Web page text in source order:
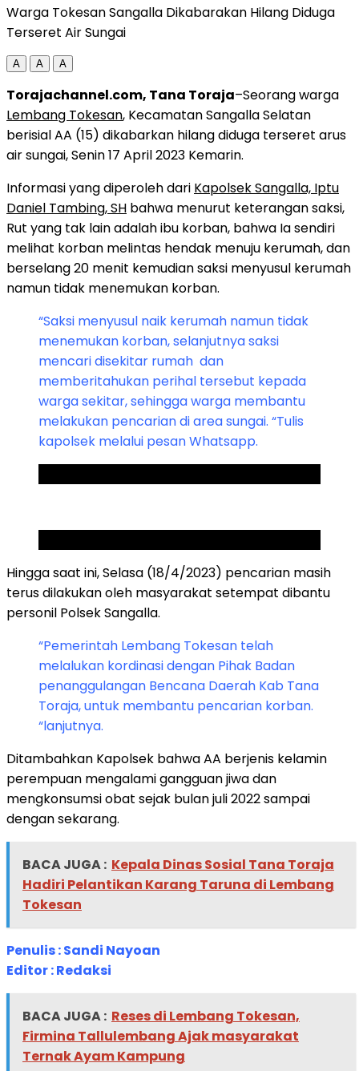
Warga Tokesan Sangalla Dikabarakan Hilang Diduga
Terseret Air Sungai
A A A
Torajachannel.com, Tana Toraja–Seorang warga
Lembang Tokesan, Kecamatan Sangalla Selatan
berisial AA (15) dikabarkan hilang diduga terseret arus
air sungai, Senin 17 April 2023 Kemarin.
Informasi yang diperoleh dari Kapolsek Sangalla, Iptu
Daniel Tambing, SH bahwa menurut keterangan saksi,
Rut yang tak lain adalah ibu korban, bahwa Ia sendiri
melihat korban melintas hendak menuju kerumah, dan
berselang 20 menit kemudian saksi menyusul kerumah
namun tidak menemukan korban.
“Saksi menyusul naik kerumah namun tidak
menemukan korban, selanjutnya saksi
mencari disekitar rumah dan
memberitahukan perihal tersebut kepada
warga sekitar, sehingga warga membantu
melakukan pencarian di area sungai. “Tulis
kapolsek melalui pesan Whatsapp.
Hingga saat ini, Selasa (18/4/2023) pencarian masih
terus dilakukan oleh masyarakat setempat dibantu
personil Polsek Sangalla.
“Pemerintah Lembang Tokesan telah
melalukan kordinasi dengan Pihak Badan
penanggulangan Bencana Daerah Kab Tana
Toraja, untuk membantu pencarian korban.
“lanjutnya.
Ditambahkan Kapolsek bahwa AA berjenis kelamin
perempuan mengalami gangguan jiwa dan
mengkonsumsi obat sejak bulan juli 2022 sampai
dengan sekarang.
BACA JUGA : Kepala Dinas Sosial Tana Toraja
Hadiri Pelantikan Karang Taruna di Lembang
Tokesan
Penulis : Sandi Nayoan
Editor : Redaksi
BACA JUGA : Reses di Lembang Tokesan,
Firmina Tallulembang Ajak masyarakat
Ternak Ayam Kampung